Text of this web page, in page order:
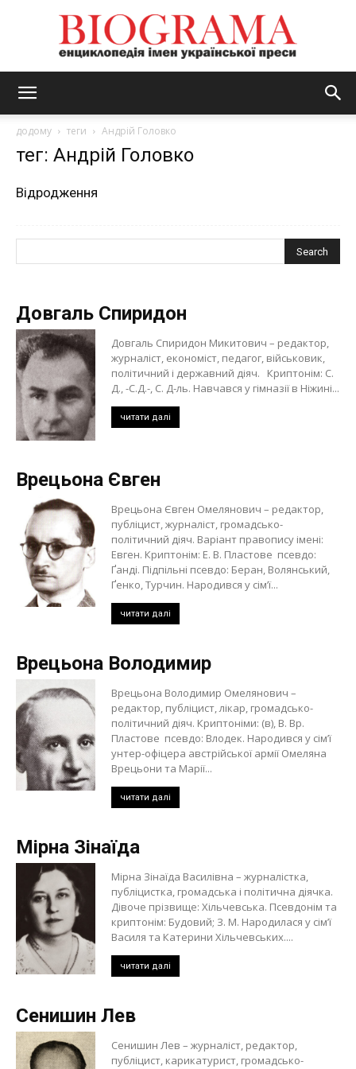
додому теги Андрій Головко
тег: Андрій Головко
Відродження
Довгаль Спиридон
Довгаль Спиридон Микитович – редактор,
журналіст, економіст, педагог, військовик,
політичний і державний діяч. Криптонім: С.
Д., -С.Д.-, С. Д-ль. Навчався у гімназії в Ніжині...
читати далі
Врецьона Євген
Врецьона Євген Омелянович – редактор,
публіцист, журналіст, громадсько-
політичний діяч. Варіант правопису імені:
Евген. Криптонім: Е. В. Пластове псевдо:
Ґанді. Підпільні псевдо: Беран, Волянський,
Ґенко, Турчин. Народився у сім’ї...
читати далі
Врецьона Володимир
Врецьона Володимир Омелянович –
редактор, публіцист, лікар, громадсько-
політичний діяч. Криптоніми: (в), В. Вр.
Пластове псевдо: Влодек. Народився у сім’ї
унтер-офіцера австрійської армії Омеляна
Врецьони та Марії...
читати далі
Мірна Зінаїда
Мірна Зінаїда Василівна – журналістка,
публіцистка, громадська і політична діячка.
Дівоче прізвище: Хільчевська. Псевдонім та
криптонім: Будовий; З. М. Народилася у сім’ї
Василя та Катерини Хільчевських....
читати далі
Сенишин Лев
Сенишин Лев – журналіст, редактор,
публіцист, карикатурист, громадсько-